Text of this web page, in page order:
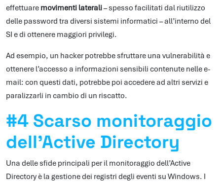
effettuare movimenti laterali– spesso facilitati dal riutilizzo
delle password tra diversi sistemi informatici – all’interno del
SI e di ottenere maggiori privilegi.
Ad esempio, un hacker potrebbe sfruttare una vulnerabilità e
ottenere l’accesso a informazioni sensibili contenute nelle e-
mail: con questi dati, potrebbe poi accedere ad altri servizi e
paralizzarli in cambio di un riscatto.
#4 Scarso monitoraggio
dell’Active Directory
Una delle sfide principali per il monitoraggio dell’Active
Directory è la gestione dei registri degli eventi su Windows. I